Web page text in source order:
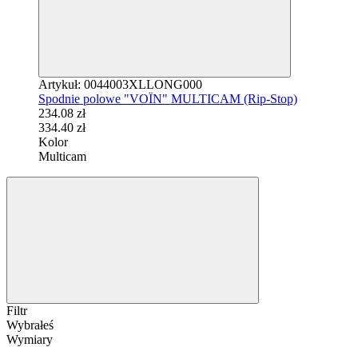
Artykuł: 0044003XLLONG000
Spodnie polowe "VOЇN" MULTICAM (Rip-Stop)
234.08 zł
334.40 zł
Kolor
Multicam
Filtr
Wybrałeś
Wymiary